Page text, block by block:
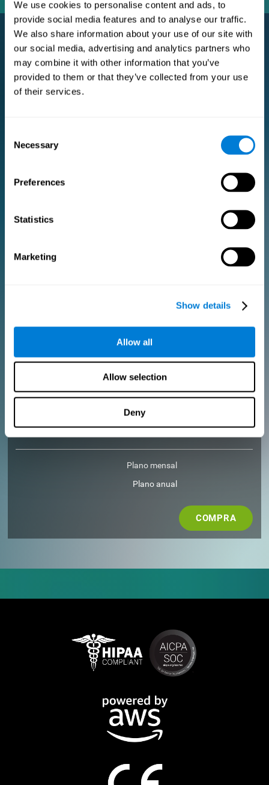
We use cookies to personalise content and ads, to
provide social media features and to analyse our traffic.
We also share information about your use of our site with
our social media, advertising and analytics partners who
may combine it with other information that you’ve
provided to them or that they’ve collected from your use
of their services.
Selection
Necessary
Preferences
Statistics
Marketing
Show details
Allow all
Allow selection
Deny
Subscription Pro Premium
Assinatura Premium para pesquisadores e profissionais de
Gerencie seu time
Obtenha um desconto de 10% em todas as futuras licenças de
COMPRA
Criar Treinamento Personalizado
Obtenha um desconto de 10% em todas as futuras licenças de
avaliação e treino!
2 FREE licenses so you can get started
Plano mensal
Plano anual
COMPRA